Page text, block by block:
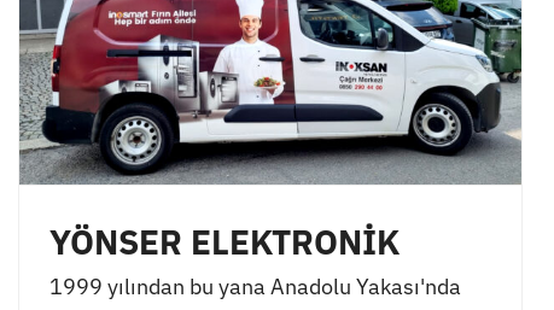
YÖNSER ELEKTRONİK
1999 yılından bu yana Anadolu Yakası'nda